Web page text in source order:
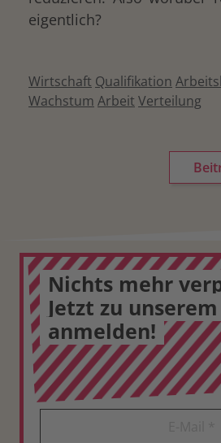
eigentlich?
Wirtschaft Qualifikation
Wachstum Arbeit Verteilung
Nichts mehr
Jetzt zu
anmelden!